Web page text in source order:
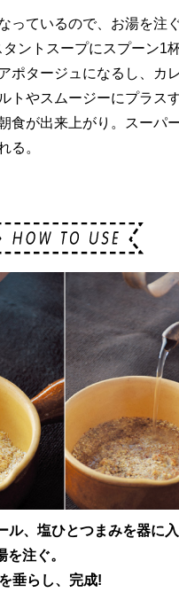
っているので、お湯を注
ントスープにスプーン1
ポタージュになるし、カ
トやスムージーにプラス
食が出来上がり。スーパ
る。
ル、塩ひとつまみを器に入
注ぐ。
垂らし、完成!